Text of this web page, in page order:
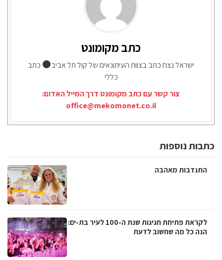
כתב מקומונט
ישראל נצח כתב בצוות העיתונאים של קול תל אביב
כתב
כללי
צור קשר עם כתב מקומונט דרך המייל האדום:
office@mekomonet.co.il
כתבות נוספות
התנדבות מאהבה
לקראת פתיחת חגיגות שנת ה-100 לעיר בת-ים:
הנה כל מה שחשוב לדעת